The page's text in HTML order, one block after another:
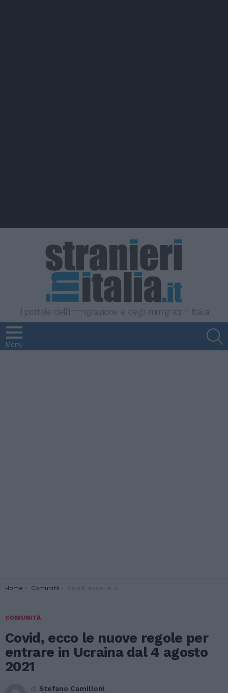
Il portale dell'immigrazione e degli immigrati in Italia
Menu
You are here:
Home Comunità Covid, ecco le nuove regole per entrare in Ucraina dal 4 agosto 2021
COMUNITÀ
Covid, ecco le nuove regole per
entrare in Ucraina dal 4 agosto
2021
di Stefano Camilloni